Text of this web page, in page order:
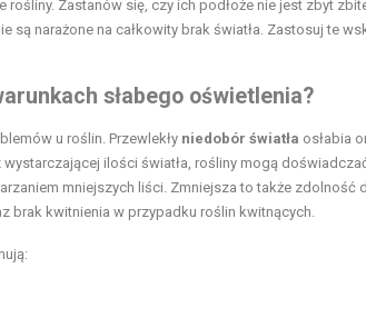
Zastanów się, czy ich podłoże nie jest zbyt
są narażone na całkowity brak światła. Zastosuj te
słabego oświetlenia?
u roślin. Przewlekły niedobór światła osłabia
ilości światła, rośliny mogą
mniejszych liści. Zmniejsza to także zdolność
brak kwitnienia w przypadku roślin kwitnących.